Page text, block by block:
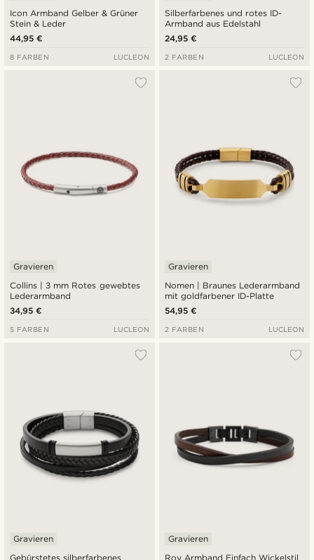
Icon Armband Gelber & Grüner
Stein & Leder
44,95 €
8 FARBEN LUCLEON
Silberfarbenes und rotes ID-
Armband aus Edelstahl
24,95 €
2 FARBEN LUCLEON
Collins | 3 mm Rotes gewebtes
Lederarmband
Gravieren
34,95 €
5 FARBEN LUCLEON
Nomen | Braunes Lederarmband
mit goldfarbener ID-Platte
Gravieren
54,95 €
2 FARBEN LUCLEON
Gebürstetes silberfarbenes
Gravieren
Roy Armband Einfach Wickelstil
Gravieren